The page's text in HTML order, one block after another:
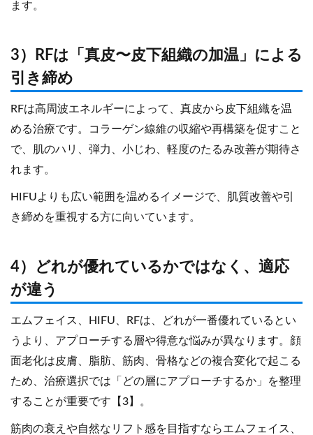
ます。
3）RFは「真皮〜皮下組織の加温」による
引き締め
RFは高周波エネルギーによって、真皮から皮下組織を温
める治療です。コラーゲン線維の収縮や再構築を促すこと
で、肌のハリ、弾力、小じわ、軽度のたるみ改善が期待さ
れます。
HIFUよりも広い範囲を温めるイメージで、肌質改善や引
き締めを重視する方に向いています。
4）どれが優れているかではなく、適応
が違う
エムフェイス、HIFU、RFは、どれが一番優れているとい
うより、アプローチする層や得意な悩みが異なります。顔
面老化は皮膚、脂肪、筋肉、骨格などの複合変化で起こる
ため、治療選択では「どの層にアプローチするか」を整理
することが重要です【3】。
筋肉の衰えや自然なリフト感を目指すならエムフェイス、